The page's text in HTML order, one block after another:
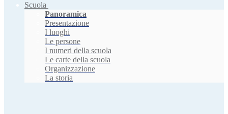
Scuola
Panoramica
Presentazione
I luoghi
Le persone
I numeri della scuola
Le carte della scuola
Organizzazione
La storia